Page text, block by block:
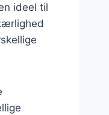
ideel til